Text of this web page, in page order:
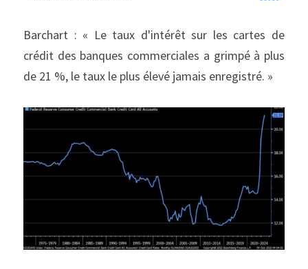
Barchart : « Le taux d'intérêt sur les cartes de
crédit des banques commerciales a grimpé à plus
de 21 %, le taux le plus élevé jamais enregistré. »